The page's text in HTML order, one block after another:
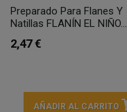
Preparado Para Flanes Y
Natillas FLANÍN EL NIÑO...
2,47 €
AÑADIR AL CARRITO